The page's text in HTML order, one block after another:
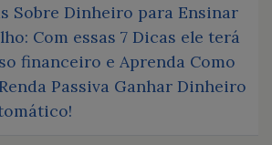
Sobre Dinheiro para Ensinar
Com essas 7 Dicas ele terá
financeiro e Aprenda Como
Passiva Ganhar Dinheiro